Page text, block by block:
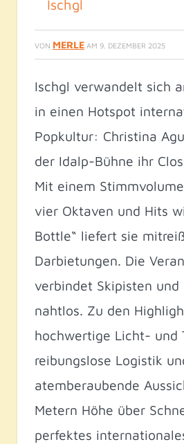
Ischgl
VON MERLE AM 9. DEZEMBER 2025
Ischgl verwandelt sich
in einen Hotspot
Popkultur: Christina
der Idalp-Bühne ihr
Mit einem
vier Oktaven und Hits
Bottle“ liefert sie
Darbietungen. Die
verbindet Skipisten und
nahtlos. Zu den
hochwertige Licht- und
reibungslose Logistik
atemberaubende
Metern Höhe über
perfektes